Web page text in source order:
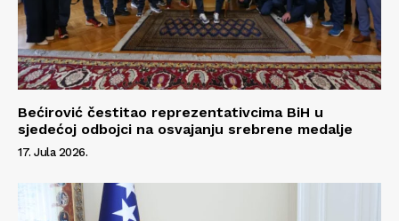
Info
Kontakt
Impressum
Bećirović čestitao reprezentativcima BiH u
sjedećoj odbojci na osvajanju srebrene medalje
17. Jula 2026.